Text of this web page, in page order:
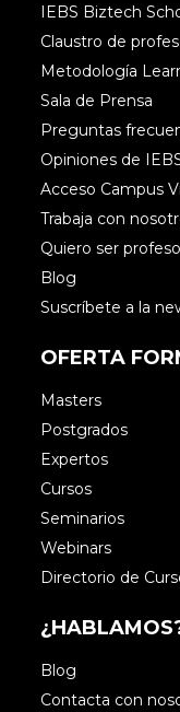
IEBS Biztech
Claustro de
Metodología
Sala de Prensa
Preguntas
Opiniones de
Acceso Campus
Trabaja con
Quiero ser
Blog
Suscríbete a la
OFERTA
Masters
Postgrados
Expertos
Cursos
Seminarios
Webinars
Directorio de
Blog
Contacta con